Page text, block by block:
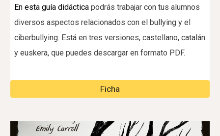
En esta guía didácticapodrás trabajar con tus alumnos
diversos aspectos relacionados con el bullying y el
ciberbullying. Está en tres versiones, castellano, catalán
y euskera, que puedes descargar en formato PDF.
Ficha